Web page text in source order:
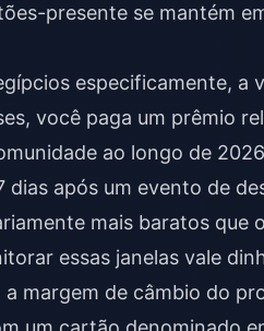
presente se mantém
especificamente, a
você paga um prêmio
ao longo de
dias após um evento de
mais baratos que
essas janelas vale
margem de câmbio do